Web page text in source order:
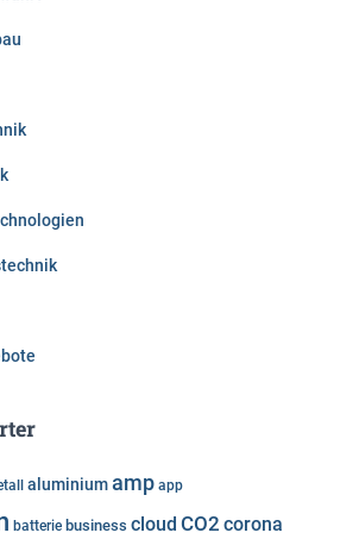
aluminiumamp app
batterie business cloud CO2 corona